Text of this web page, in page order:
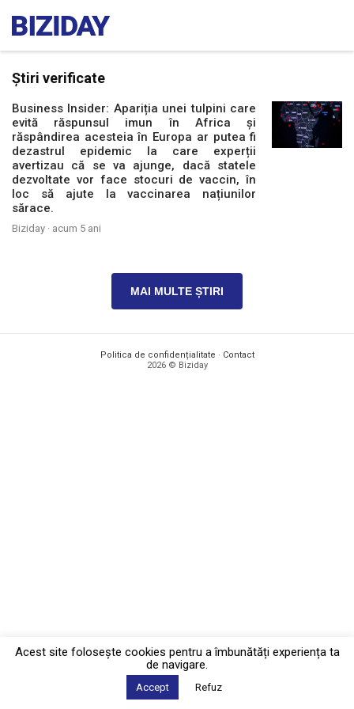
Știri verificate
Business Insider: Apariția unei tulpini care
evită răspunsul imun în Africa și
răspândirea acesteia în Europa ar putea fi
dezastrul epidemic la care experții
avertizau că se va ajunge, dacă statele
dezvoltate vor face stocuri de vaccin, în
loc să ajute la vaccinarea națiunilor
sărace.
Biziday · acum 5 ani
MAI MULTE ȘTIRI
Politica de confidențialitate · Contact
2026 © Biziday
Acest site foloseşte cookies pentru a îmbunătăți experiența ta
de navigare.
Accept Refuz